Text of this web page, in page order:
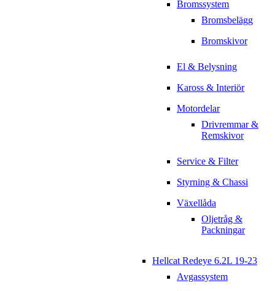
Bromssystem
Bromsbelägg
Bromskivor
El & Belysning
Kaross & Interiör
Motordelar
Drivremmar &
Remskivor
Service & Filter
Styrning & Chassi
Växellåda
Oljetråg &
Packningar
Hellcat Redeye 6.2L 19-23
Avgassystem